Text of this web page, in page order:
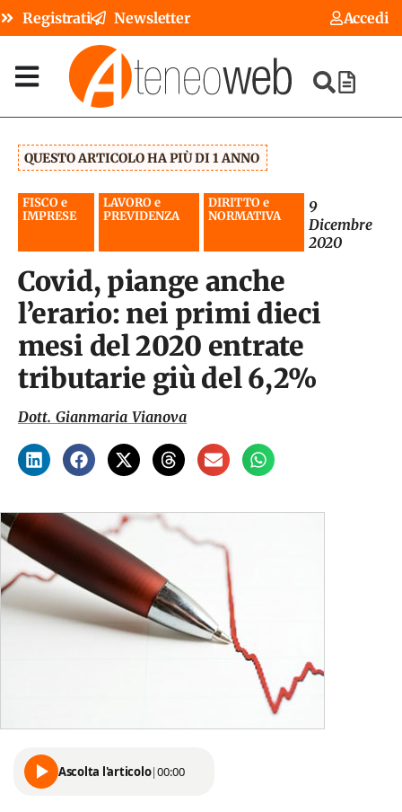
Registrati Newsletter Accedi
QUESTO ARTICOLO HA PIÙ DI 1 ANNO
FISCO e
IMPRESE
LAVORO e
PREVIDENZA
DIRITTO e
NORMATIVA
9
Dicembre
2020
Covid, piange anche
l’erario: nei primi dieci
mesi del 2020 entrate
tributarie giù del 6,2%
Dott. Gianmaria Vianova
Ascolta l'articolo|00:00